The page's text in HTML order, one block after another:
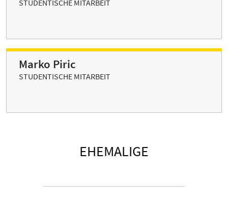
STUDENTISCHE MITARBEIT
Marko Piric
STUDENTISCHE MITARBEIT
EHEMALIGE